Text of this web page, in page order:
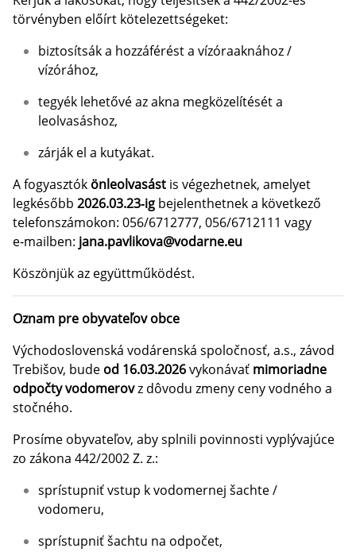
törvényben előírt kötelezettségeket:
biztosítsák a hozzáférést a vízóraaknához /
vízórához,
tegyék lehetővé az akna megközelítését a
leolvasáshoz,
zárják el a kutyákat.
A fogyasztók önleolvasást is végezhetnek, amelyet
legkésőbb 2026.03.23‑ig bejelenthetnek a következő
telefonszámokon: 056/6712777, 056/6712111 vagy
e‑mailben: jana.pavlikova@vodarne.eu
Köszönjük az együttműködést.
Oznam pre obyvateľov obce
Východoslovenská vodárenská spoločnosť, a.s., závod
Trebišov, bude od 16.03.2026vykonávať mimoriadne
odpočty vodomerovz dôvodu zmeny ceny vodného a
stočného.
Prosíme obyvateľov, aby splnili povinnosti vyplývajúce
zo zákona 442/2002 Z. z.:
sprístupniť vstup k vodomernej šachte /
vodomeru,
sprístupniť šachtu na odpočet,